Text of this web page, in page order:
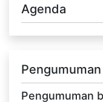
Agenda
Pengumuman
Pengumuman